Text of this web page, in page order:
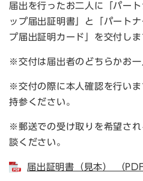
届出を行ったお二人に「パー
ップ届出証明書」と「パート
プ届出証明カード」を交付しま
※交付は届出者のどちらかお一
※交付の際に本人確認を行い
持参ください。
※郵送での受け取りを希望さ
談ください。
届出証明書（見本） （